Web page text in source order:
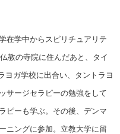
在学中からスピリチュアリテ
教の寺院に住んだあと、タイ
ヨガ学校に出合い、タントラヨ
サージセラピーの勉強をして
ピーも学ぶ。その後、デンマ
ニングに参加。立教大学に留